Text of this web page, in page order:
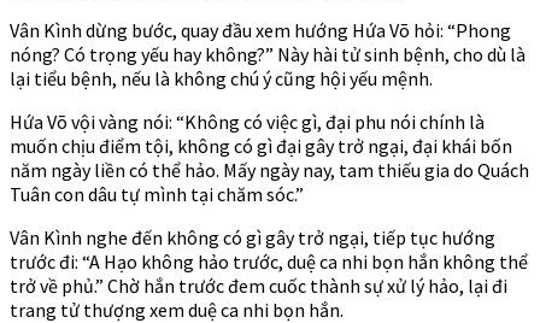
Vân Kình dừng bước, quay đầu xem hướng Hứa Võ hỏi: “Phong
nóng? Có trọng yếu hay không?” Này hài tử sinh bệnh, cho dù là
lại tiểu bệnh, nếu là không chú ý cũng hội yếu mệnh.
Hứa Võ vội vàng nói: “Không có việc gì, đại phu nói chính là
muốn chịu điểm tội, không có gì đại gây trở ngại, đại khái bốn
năm ngày liền có thể hảo. Mấy ngày nay, tam thiếu gia do Quách
Tuân con dâu tự mình tại chăm sóc.”
Vân Kình nghe đến không có gì gây trở ngại, tiếp tục hướng
trước đi: “A Hạo không hảo trước, duệ ca nhi bọn hắn không thể
trở về phủ.” Chờ hắn trước đem cuốc thành sự xử lý hảo, lại đi
trang tử thượng xem duệ ca nhi bọn hắn.